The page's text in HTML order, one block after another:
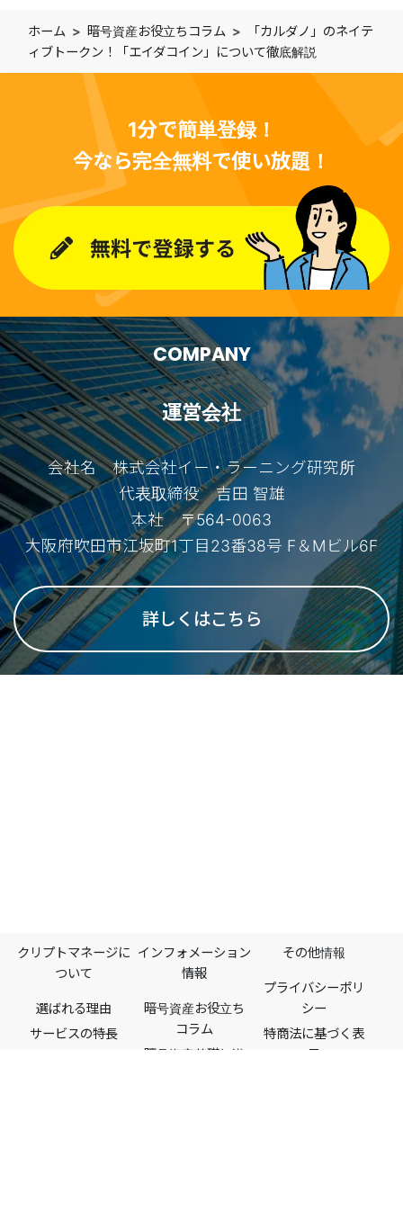
ホーム 暗号資産お役立ちコラム
「カルダノ」のネイテ
ィブトークン！「エイダコイン」について徹底解説
1分で簡単登録！
今なら完全無料で使い放題！
COMPANY
運営会社
会社名 株式会社イー・ラーニング研究所
代表取締役 吉田 智雄
本社 〒564-0063
大阪府吹田市江坂町1丁目23番38号 F＆Mビル6F
詳しくはこちら
クリプトマネージに
ついて
選ばれる理由
サービスの特長
インフォメーション
情報
暗号資産お役立ち
コラム​
暗号資産基礎知識
その他情報
プライバシーポリ
シー
特商法に基づく表
示